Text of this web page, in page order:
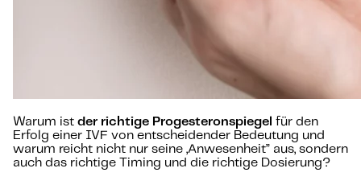
Warum ist der richtige Progesteronspiegel für den
Erfolg einer IVF von entscheidender Bedeutung und
warum reicht nicht nur seine „Anwesenheit” aus, sondern
auch das richtige Timing und die richtige Dosierung?